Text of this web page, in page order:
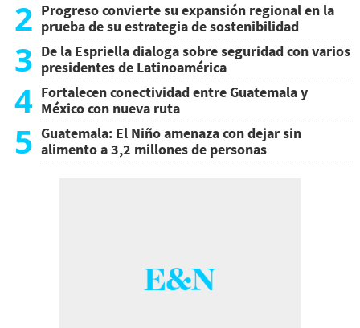
2 Progreso convierte su expansión regional en la
prueba de su estrategia de sostenibilidad
3 De la Espriella dialoga sobre seguridad con varios
presidentes de Latinoamérica
4 Fortalecen conectividad entre Guatemala y
México con nueva ruta
5 Guatemala: El Niño amenaza con dejar sin
alimento a 3,2 millones de personas